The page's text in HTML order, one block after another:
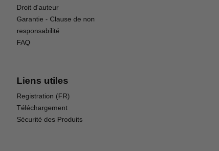
Droit d'auteur
Garantie - Clause de non
responsabilité
FAQ
Liens utiles
Registration (FR)
Téléchargement
Sécurité des Produits